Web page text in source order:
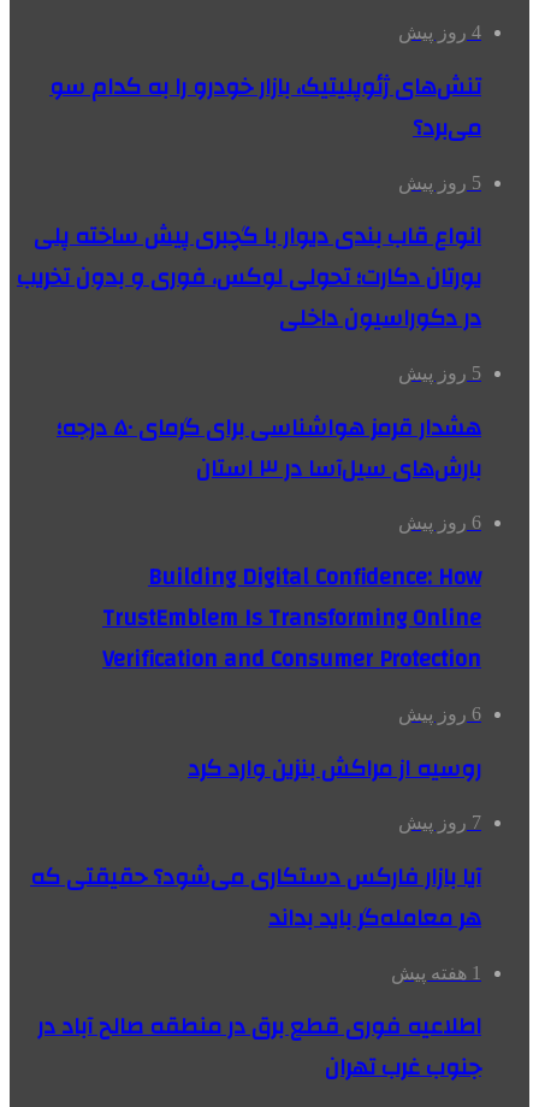
4 روز پیش
تنش‌های ژئوپلیتیک، بازار خودرو را به کدام سو
می‌برد؟
5 روز پیش
انواع قاب بندی دیوار با گچبری پیش ساخته پلی
یورتان دکارت؛ تحولی لوکس، فوری و بدون تخریب
در دکوراسیون داخلی
5 روز پیش
هشدار قرمز هواشناسی برای گرمای ۵۰ درجه؛
بارش‌های سیل‌آسا در ۳ استان
6 روز پیش
Building Digital Confidence: How
TrustEmblem Is Transforming Online
Verification and Consumer Protection
6 روز پیش
روسیه از مراکش بنزین وارد کرد
7 روز پیش
آیا بازار فارکس دستکاری می‌شود؟ حقیقتی که
هر معامله‌گر باید بداند
1 هفته پیش
اطلاعیه فوری قطع برق در منطقه صالح آباد در
جنوب غرب تهران